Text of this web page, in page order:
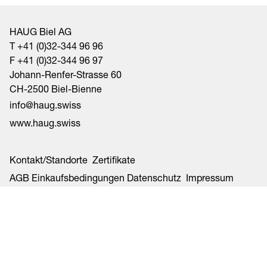
HAUG Biel AG
T +41 (0)32-344 96 96
F +41 (0)32-344 96 97
Johann-Renfer-Strasse 60
CH-2500 Biel-Bienne
nf
h g sw ss
www.haug.swiss
Kontakt/Standorte Zertifikate
AGB Einkaufsbedingungen Datenschutz Impressum